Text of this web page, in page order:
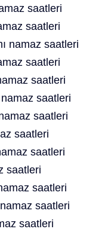
saatleri
saatleri
namaz saatleri
saatleri
saatleri
saatleri
saatleri
saatleri
saatleri
saatleri
saatleri
saatleri
saatleri